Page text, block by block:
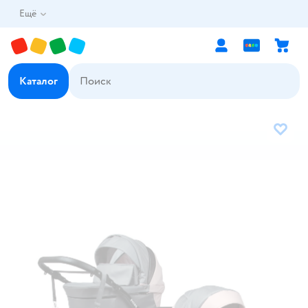
Ещё
Каталог
В